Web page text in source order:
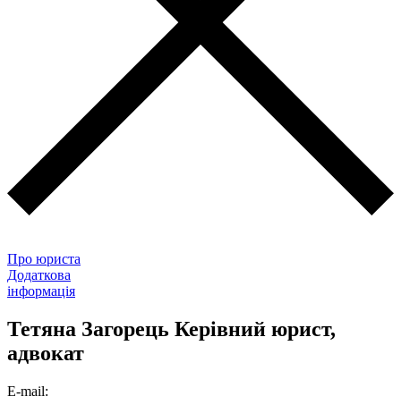
Про юриста
Додаткова
інформація
Тетяна Загорець Керівний юрист,
адвокат
E-mail: